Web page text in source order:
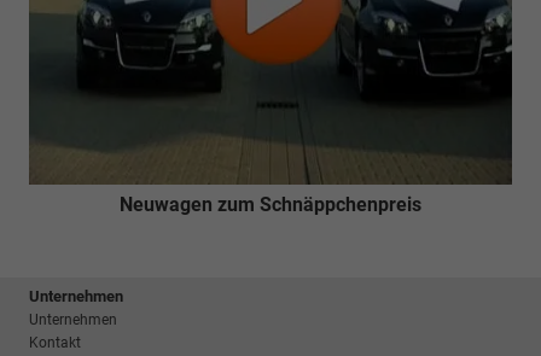
Neuwagen zum Schnäppchenpreis
Unternehmen
Unternehmen
Kontakt